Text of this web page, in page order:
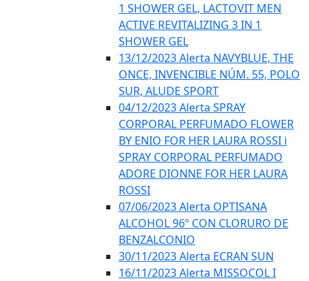
1 SHOWER GEL, LACTOVIT MEN
ACTIVE REVITALIZING 3 IN 1
SHOWER GEL
13/12/2023 Alerta NAVYBLUE, THE
ONCE, INVENCIBLE NÚM. 55, POLO
SUR, ALUDE SPORT
04/12/2023 Alerta SPRAY
CORPORAL PERFUMADO FLOWER
BY ENIO FOR HER LAURA ROSSI i
SPRAY CORPORAL PERFUMADO
ADORE DIONNE FOR HER LAURA
ROSSI
07/06/2023 Alerta OPTISANA
ALCOHOL 96º CON CLORURO DE
BENZALCONIO
30/11/2023 Alerta ECRAN SUN
16/11/2023 Alerta MISSOCOL I